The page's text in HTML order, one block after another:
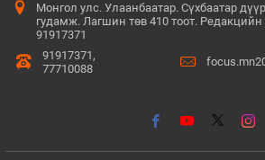
Монгол улс. Улаанбаатар. Сүхбаатар
гудамж. Лагшин төв 410 тоот. Редакцийн
91917371
91917371,
77710088